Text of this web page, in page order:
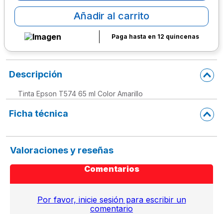
Añadir al carrito
Paga hasta en 12 quincenas
Descripción
Tinta Epson T574 65 ml Color Amarillo
Ficha técnica
Valoraciones y reseñas
Comentarios
Por favor, inicie sesión para escribir un
comentario